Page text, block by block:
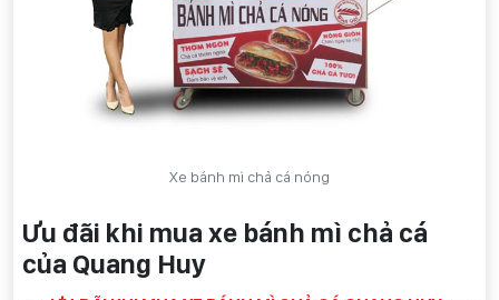
Xe bánh mì chả cá nóng
Ưu đãi khi mua xe bánh mì chả cá
của Quang Huy